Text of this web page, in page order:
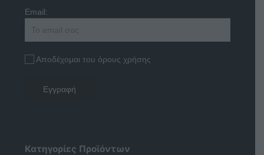
Email:
Αποδέχομαι του όρους χρήσης
Κατηγορίες Προϊόντων